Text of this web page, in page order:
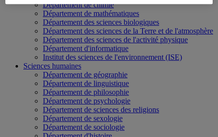
Département de chimie
Département de mathématiques
Département des sciences biologiques
Département des sciences de la Terre et de l'atmosphère
Département des sciences de l'activité physique
Département d'informatique
Institut des sciences de l'environnement (ISE)
Sciences humaines
Département de géographie
Département de linguistique
Département de philosophie
Département de psychologie
Département de sciences des religions
Département de sexologie
Département de sociologie